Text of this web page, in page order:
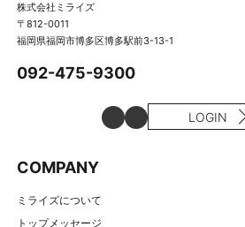
株式会社ミライズ
〒812-0011
福岡県福岡市博多区博多駅前3-13-1
092-475-9300
LOGIN
COMPANY
ミライズについて
トップメッセージ